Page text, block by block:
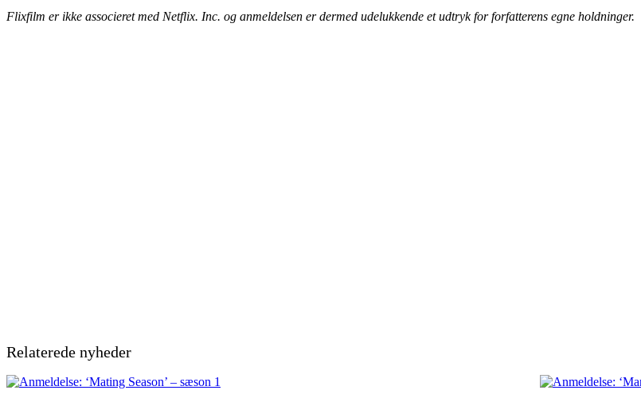
Flixfilm er ikke associeret med Netflix. Inc. og anmeldelsen er dermed udelukkende et udtryk for forfatterens egne holdninger.
Relaterede nyheder